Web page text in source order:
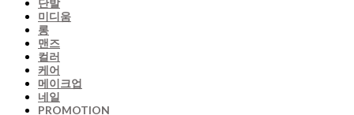
미디움
롱
맨즈
컬러
케어
메이크업
네일
PROMOTION